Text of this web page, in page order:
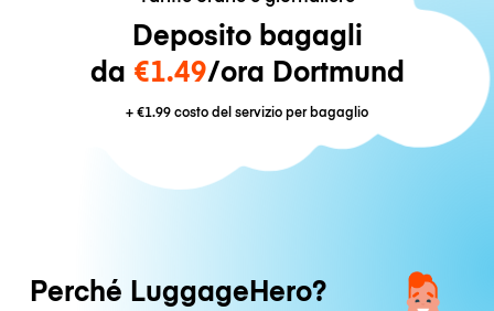
Deposito bagagli
da €1.49/ora Dortmund
+€1.99costo del servizio per bagaglio
Perché LuggageHero?